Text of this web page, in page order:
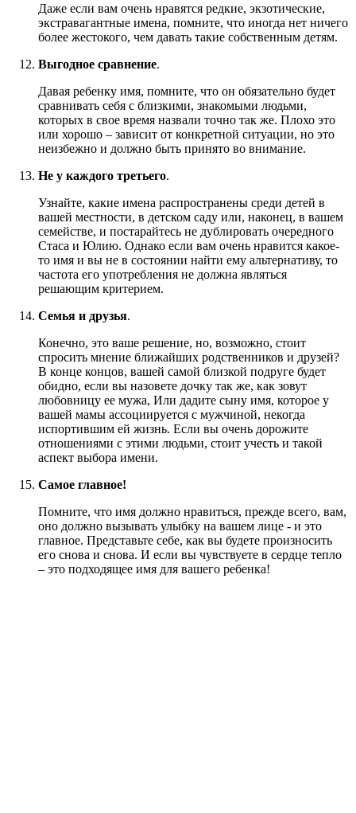
Даже если вам очень нравятся редкие, экзотические,
экстравагантные имена, помните, что иногда нет ничего
более жестокого, чем давать такие собственным детям.
Выгодное сравнение.
Давая ребенку имя, помните, что он обязательно будет
сравнивать себя с близкими, знакомыми людьми,
которых в свое время назвали точно так же. Плохо это
или хорошо – зависит от конкретной ситуации, но это
неизбежно и должно быть принято во внимание.
Не у каждого третьего.
Узнайте, какие имена распространены среди детей в
вашей местности, в детском саду или, наконец, в вашем
семействе, и постарайтесь не дублировать очередного
Стаса и Юлию. Однако если вам очень нравится какое-
то имя и вы не в состоянии найти ему альтернативу, то
частота его употребления не должна являться
решающим критерием.
Семья и друзья.
Конечно, это ваше решение, но, возможно, стоит
спросить мнение ближайших родственников и друзей?
В конце концов, вашей самой близкой подруге будет
обидно, если вы назовете дочку так же, как зовут
любовницу ее мужа, Или дадите сыну имя, которое у
вашей мамы ассоциируется с мужчиной, некогда
испортившим ей жизнь. Если вы очень дорожите
отношениями с этими людьми, стоит учесть и такой
аспект выбора имени.
Самое главное!
Помните, что имя должно нравиться, прежде всего, вам,
оно должно вызывать улыбку на вашем лице - и это
главное. Представьте себе, как вы будете произносить
его снова и снова. И если вы чувствуете в сердце тепло
– это подходящее имя для вашего ребенка!